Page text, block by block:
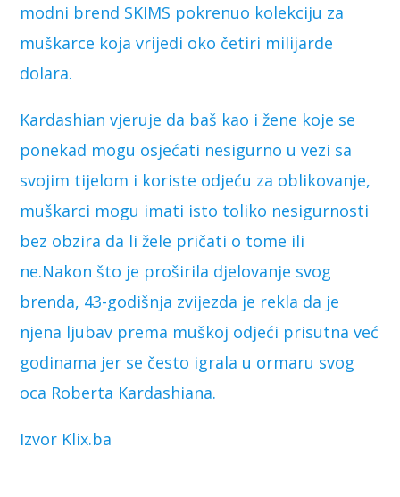
modni brend SKIMS pokrenuo kolekciju za
muškarce koja vrijedi oko četiri milijarde
dolara.
Kardashian vjeruje da baš kao i žene koje se
ponekad mogu osjećati nesigurno u vezi sa
svojim tijelom i koriste odjeću za oblikovanje,
muškarci mogu imati isto toliko nesigurnosti
bez obzira da li žele pričati o tome ili
ne.Nakon što je proširila djelovanje svog
brenda, 43-godišnja zvijezda je rekla da je
njena ljubav prema muškoj odjeći prisutna već
godinama jer se često igrala u ormaru svog
oca Roberta Kardashiana.
Izvor Klix.ba